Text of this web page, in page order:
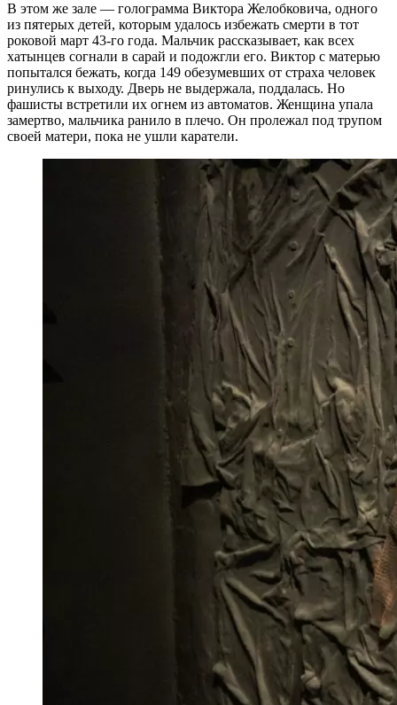
В этом же зале — голограмма Виктора Желобковича, одного
из пятерых детей, которым удалось избежать смерти в тот
роковой март 43-го года. Мальчик рассказывает, как всех
хатынцев согнали в сарай и подожгли его. Виктор с матерью
попытался бежать, когда 149 обезумевших от страха человек
ринулись к выходу. Дверь не выдержала, поддалась. Но
фашисты встретили их огнем из автоматов. Женщина упала
замертво, мальчика ранило в плечо. Он пролежал под трупом
своей матери, пока не ушли каратели.